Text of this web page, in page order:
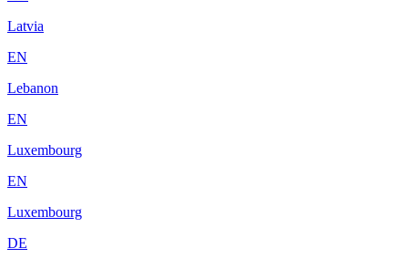
Latvia
EN
Lebanon
EN
Luxembourg
EN
Luxembourg
DE